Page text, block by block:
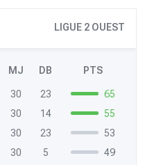
LIGUE 2 OUEST
MJ DB PTS
30 23
65
30 14
55
30 23
53
30 5
49